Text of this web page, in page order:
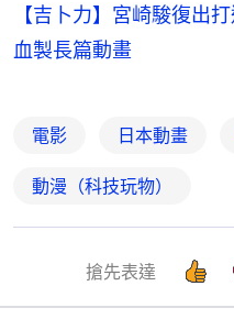
【吉卜力】宮崎駿復出
血製長篇動畫
電影 日本動畫
動漫（科技玩物）
搶先表達